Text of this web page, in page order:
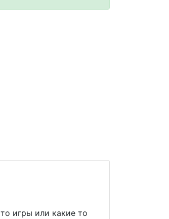
игры или какие то